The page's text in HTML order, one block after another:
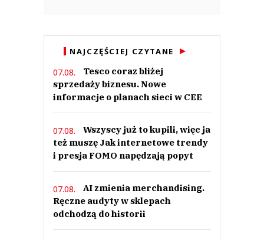
This comment was minimized by the moderator on the site
Polska Grupa Rybna zaskakuje.
Odpowiedz
0
0
żal
02.07.2023 / 14:31
This comment was minimized by the moderator on the site
No szkoda tylko, że takiej kultowej marki jak Graal czy Dalmor nie potrafili
NAJCZĘŚCIEJ CZYTANE
07.08.
Tesco coraz bliżej
sprzedaży biznesu. Nowe
informacje o planach sieci w CEE
07.08.
Wszyscy już to kupili, więc ja
też muszę Jak internetowe trendy
i presja FOMO napędzają popyt
07.08.
AI zmienia merchandising.
Ręczne audyty w sklepach
odchodzą do historii